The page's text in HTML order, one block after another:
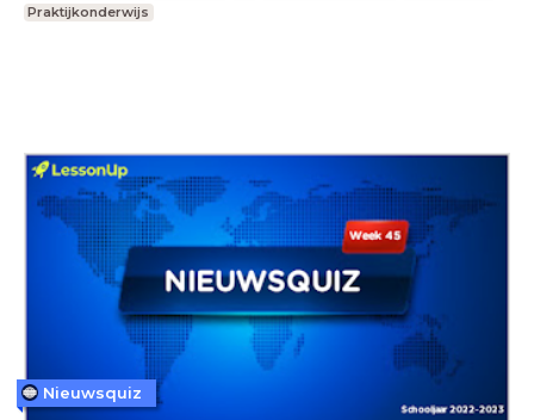
Praktijkonderwijs
Nieuwsquiz